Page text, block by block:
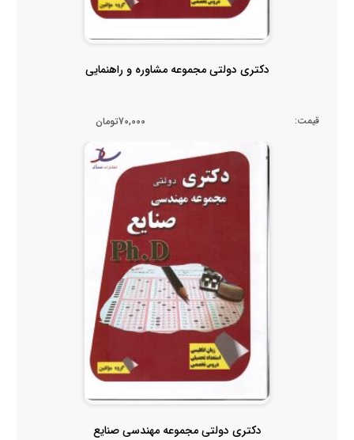
دکتری دولتی مجموعه مشاوره و راهنمایی
قیمت: 70,000تومان
دکتری دولتی مجموعه مهندسی صنایع